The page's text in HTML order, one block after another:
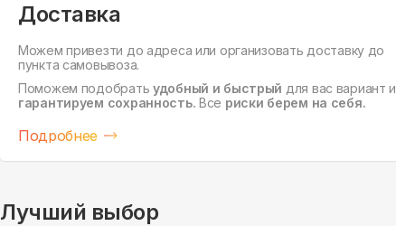
Доставка
Можем привезти до адреса или организовать доставку до
пункта самовывоза.
Поможем подобрать удобный и быстрый для вас вариант и
гарантируем сохранность. Все риски берем на себя.
Подробнее
Лучший выбор